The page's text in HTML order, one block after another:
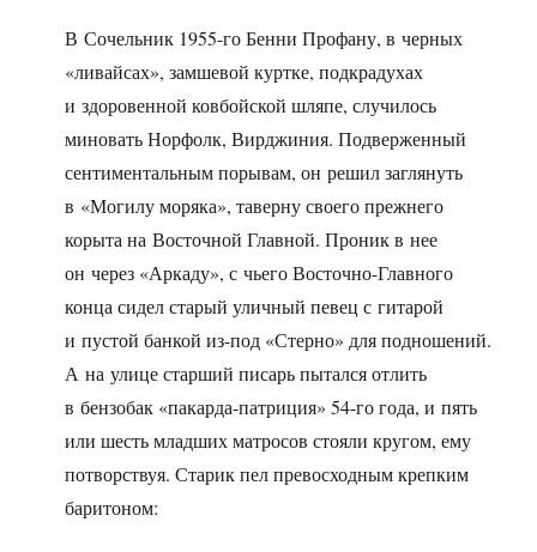
В Сочельник 1955-го Бенни Профану, в черных
«ливайсах», замшевой куртке, подкрадухах
и здоровенной ковбойской шляпе, случилось
миновать Норфолк, Вирджиния. Подверженный
сентиментальным порывам, он решил заглянуть
в «Могилу моряка», таверну своего прежнего
корыта на Восточной Главной. Проник в нее
он через «Аркаду», с чьего Восточно-Главного
конца сидел старый уличный певец с гитарой
и пустой банкой из-под «Стерно» для подношений.
А на улице старший писарь пытался отлить
в бензобак «пакарда-патриция» 54-го года, и пять
или шесть младших матросов стояли кругом, ему
потворствуя. Старик пел превосходным крепким
баритоном: